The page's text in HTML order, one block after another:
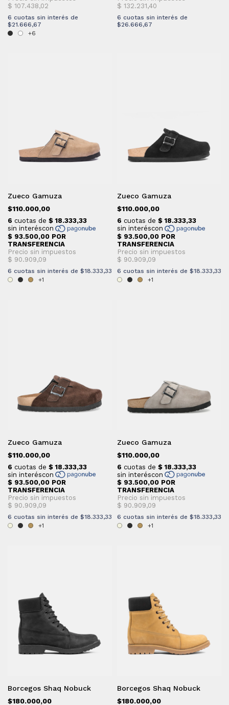
6 cuotas sin interés de
$21.666,67
+6
6 cuotas sin interés de
$26.666,67
Zueco Gamuza
$110.000,00
6 cuotas sin interés de $18.333,33
+1
Zueco Gamuza
$110.000,00
6 cuotas sin interés de $18.333,33
+1
Zueco Gamuza
$110.000,00
6 cuotas sin interés de $18.333,33
+1
Zueco Gamuza
$110.000,00
6 cuotas sin interés de $18.333,33
+1
Borcegos Shaq Nobuck
$180.000,00
Borcegos Shaq Nobuck
$180.000,00